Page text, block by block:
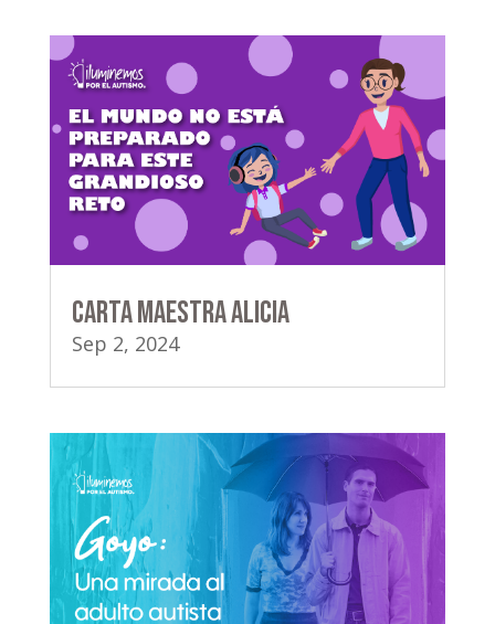
Carta Maestra Alicia
Sep 2, 2024